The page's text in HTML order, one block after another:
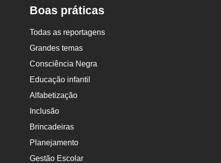
Boas práticas
Todas as reportagens
Grandes temas
Consciência Negra
Educação infantil
Alfabetização
Inclusão
Brincadeiras
Planejamento
Gestão Escolar